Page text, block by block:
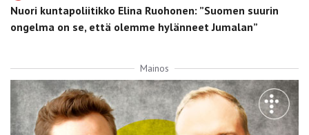
Nuori kuntapoliitikko Elina Ruohonen: ”Suomen suurin
ongelma on se, että olemme hylänneet Jumalan”
Mainos